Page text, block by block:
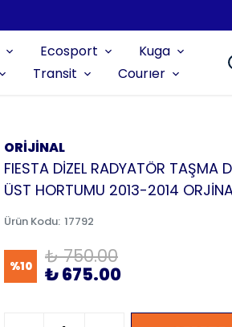
Ecosport
Kuga
Transit Courıer
ORİJİNAL
FIESTA DİZEL RADYATÖR TAŞMA
ÜST HORTUMU 2013-2014
Ürün Kodu: 17792
%10 ₺ 750.00
₺ 675.00